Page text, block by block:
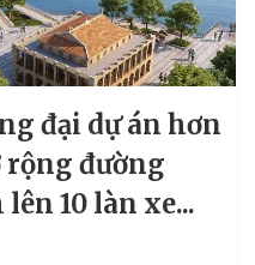
đại dự án hơn
rộng đường
10 làn xe...